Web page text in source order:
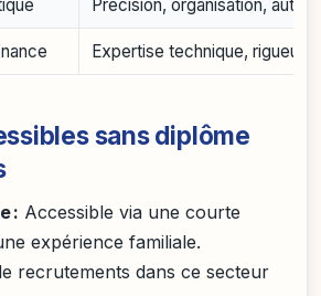
Précision, organisation,
Expertise technique, rigueur,
sans diplôme
: Accessible via une courte
expérience familiale.
recrutements dans ce secteur